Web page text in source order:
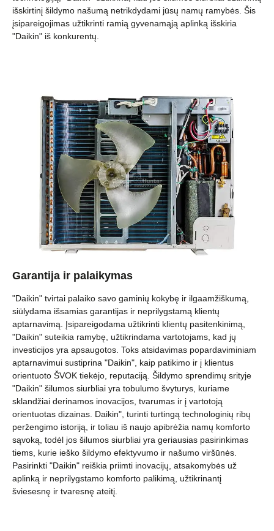
išskirtinį šildymo našumą netrikdydami jūsų namų ramybės. Šis
įsipareigojimas užtikrinti ramią gyvenamąją aplinką išskiria
"Daikin" iš konkurentų.
Garantija ir palaikymas
"Daikin" tvirtai palaiko savo gaminių kokybę ir ilgaamžiškumą,
siūlydama išsamias garantijas ir neprilygstamą klientų
aptarnavimą. Įsipareigodama užtikrinti klientų pasitenkinimą,
"Daikin" suteikia ramybę, užtikrindama vartotojams, kad jų
investicijos yra apsaugotos. Toks atsidavimas popardaviminiam
aptarnavimui sustiprina "Daikin", kaip patikimo ir į klientus
orientuoto ŠVOK tiekėjo, reputaciją. Šildymo sprendimų srityje
"Daikin" šilumos siurbliai yra tobulumo švyturys, kuriame
sklandžiai derinamos inovacijos, tvarumas ir į vartotoją
orientuotas dizainas. Daikin", turinti turtingą technologinių ribų
peržengimo istoriją, ir toliau iš naujo apibrėžia namų komforto
sąvoką, todėl jos šilumos siurbliai yra geriausias pasirinkimas
tiems, kurie ieško šildymo efektyvumo ir našumo viršūnės.
Pasirinkti "Daikin" reiškia priimti inovacijų, atsakomybės už
aplinką ir neprilygstamo komforto palikimą, užtikrinantį
šviesesnę ir tvaresnę ateitį.